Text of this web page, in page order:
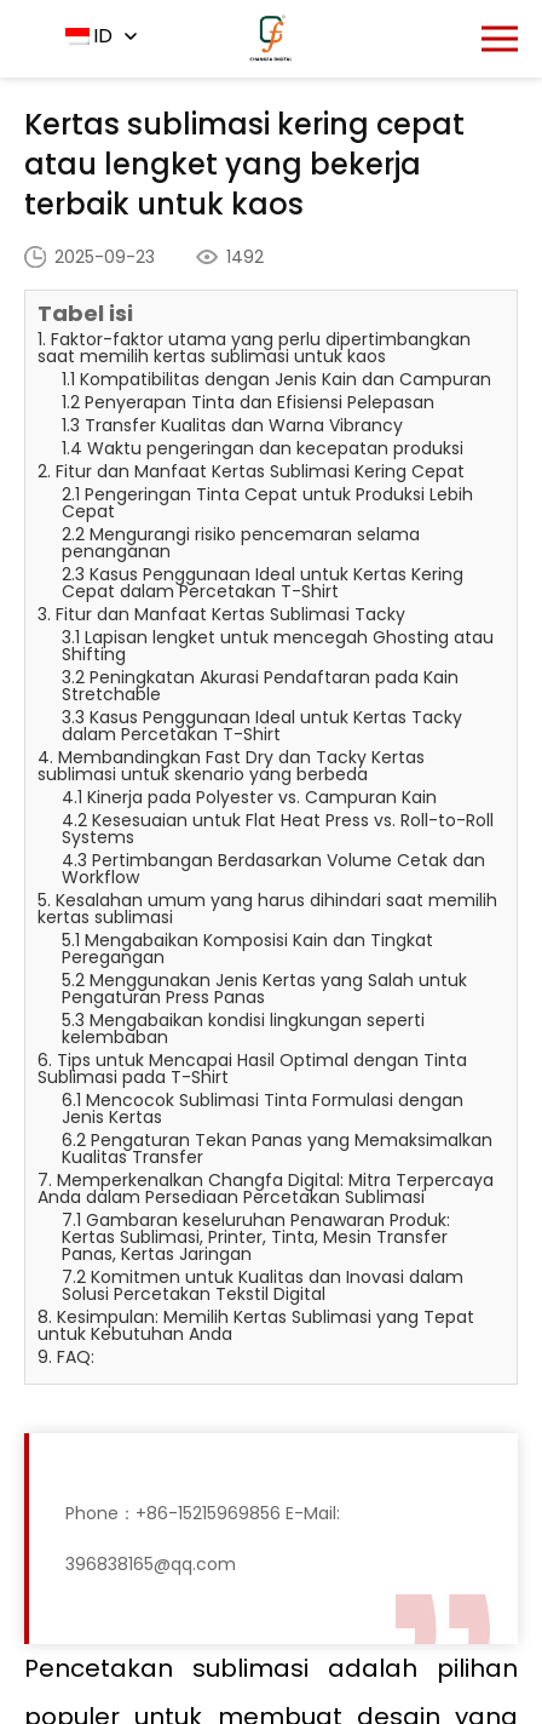
ID
Rumah - Pusat Berita
Kertas sublimasi kering
cepat atau lengket yang bekerja terbaik untuk kaos
Kertas sublimasi kering cepat
atau lengket yang bekerja
terbaik untuk kaos
2025-09-23 1492
Tabel isi
1. Faktor-faktor utama yang perlu dipertimbangkan
saat memilih kertas sublimasi untuk kaos
1.1 Kompatibilitas dengan Jenis Kain dan Campuran
1.2 Penyerapan Tinta dan Efisiensi Pelepasan
1.3 Transfer Kualitas dan Warna Vibrancy
1.4 Waktu pengeringan dan kecepatan produksi
2. Fitur dan Manfaat Kertas Sublimasi Kering Cepat
2.1 Pengeringan Tinta Cepat untuk Produksi Lebih
Cepat
2.2 Mengurangi risiko pencemaran selama
penanganan
2.3 Kasus Penggunaan Ideal untuk Kertas Kering
Cepat dalam Percetakan T-Shirt
3. Fitur dan Manfaat Kertas Sublimasi Tacky
3.1 Lapisan lengket untuk mencegah Ghosting atau
Shifting
3.2 Peningkatan Akurasi Pendaftaran pada Kain
Stretchable
3.3 Kasus Penggunaan Ideal untuk Kertas Tacky
dalam Percetakan T-Shirt
4. Membandingkan Fast Dry dan Tacky Kertas
sublimasi untuk skenario yang berbeda
4.1 Kinerja pada Polyester vs. Campuran Kain
4.2 Kesesuaian untuk Flat Heat Press vs. Roll-to-Roll
Systems
4.3 Pertimbangan Berdasarkan Volume Cetak dan
Workflow
5. Kesalahan umum yang harus dihindari saat memilih
kertas sublimasi
5.1 Mengabaikan Komposisi Kain dan Tingkat
Peregangan
5.2 Menggunakan Jenis Kertas yang Salah untuk
Pengaturan Press Panas
5.3 Mengabaikan kondisi lingkungan seperti
kelembaban
6. Tips untuk Mencapai Hasil Optimal dengan Tinta
Sublimasi pada T-Shirt
6.1 Mencocok Sublimasi Tinta Formulasi dengan
Jenis Kertas
6.2 Pengaturan Tekan Panas yang Memaksimalkan
Kualitas Transfer
7. Memperkenalkan Changfa Digital: Mitra Terpercaya
Anda dalam Persediaan Percetakan Sublimasi
7.1 Gambaran keseluruhan Penawaran Produk:
Kertas Sublimasi, Printer, Tinta, Mesin Transfer
Panas, Kertas Jaringan
7.2 Komitmen untuk Kualitas dan Inovasi dalam
Solusi Percetakan Tekstil Digital
8. Kesimpulan: Memilih Kertas Sublimasi yang Tepat
untuk Kebutuhan Anda
9. FAQ:
Phone：+86-15215969856 E-Mail:
396838165@qq.com
Pencetakan sublimasi adalah pilihan
populer untuk membuat desain yang